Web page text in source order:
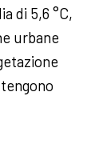
di 5,6 °C,
urbane